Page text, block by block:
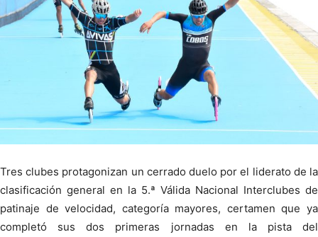
Tres clubes protagonizan un cerrado duelo por el liderato de la
clasificación general en la 5.ª Válida Nacional Interclubes de
patinaje de velocidad, categoría mayores, certamen que ya
completó sus dos primeras jornadas en la pista del